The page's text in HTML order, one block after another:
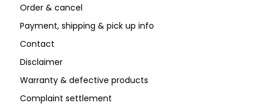
Order & cancel
Payment, shipping & pick up info
Contact
Disclaimer
Warranty & defective products
Complaint settlement